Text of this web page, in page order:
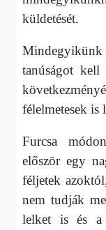
küldetését.
tanúságot kell
félelmetesek is
Furcsa
először egy
féljetek
nem tudják
lelket is és a